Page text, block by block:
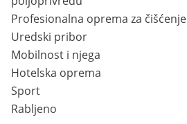
Profesionalna oprema za čišćenje
Uredski pribor
Mobilnost i njega
Hotelska oprema
Sport
Rabljeno